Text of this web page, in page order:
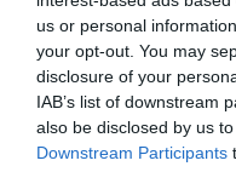
us or personal
your opt-out. You may
disclosure of your
IAB’s list of downstream
also be disclosed by us
Downstream Participants
ΕΛΓΕΚΑ: Προληπτική
Τα πρωτοσέλιδα των
Μελίδης: «Ο ΣΥΡΙΖΑ με
πρόγραμμα
θέλουν την πολιτική